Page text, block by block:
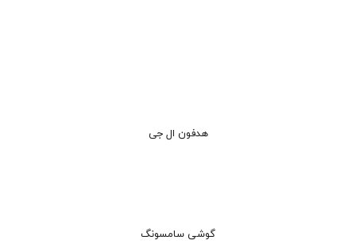
هدفون ال جی
گوشی سامسونگ